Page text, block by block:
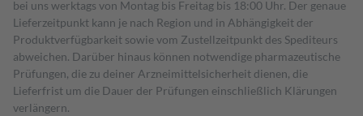
bei uns werktags von Montag bis Freitag bis 18:00 Uhr. Der genaue
Lieferzeitpunkt kann je nach Region und in Abhängigkeit der
Produktverfügbarkeit sowie vom Zustellzeitpunkt des Spediteurs
abweichen. Darüber hinaus können notwendige pharmazeutische
Prüfungen, die zu deiner Arzneimittelsicherheit dienen, die
Lieferfrist um die Dauer der Prüfungen einschließlich Klärungen
verlängern.